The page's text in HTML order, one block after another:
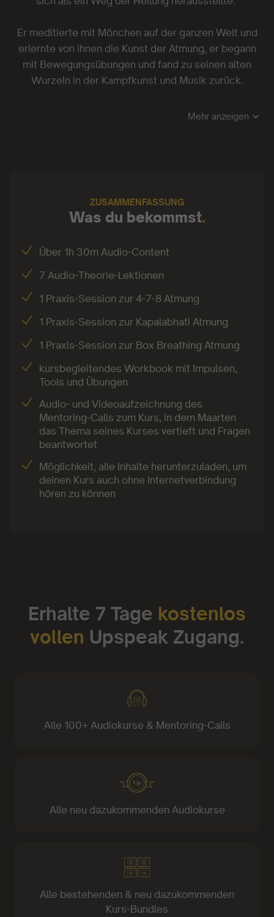
Er meditierte mit Mönchen auf der ganzen Welt und
erlernte von ihnen die Kunst der Atmung, er begann
mit Bewegungsübungen und fand zu seinen alten
Wurzeln in der Kampfkunst und Musik zurück.
Maarten hat auf Bühnen der ganzen Welt über
Mehr anzeigen
ZUSAMMENFASSUNG
Was du bekommst.
Über 1h 30m Audio-Content
7 Audio-Theorie-Lektionen
1 Praxis-Session zur 4-7-8 Atmung
1 Praxis-Session zur Kapalabhati Atmung
1 Praxis-Session zur Box Breathing Atmung
kursbegleitendes Workbook mit Impulsen,
Tools und Übungen
Audio- und Videoaufzeichnung des
Mentoring-Calls zum Kurs, in dem Maarten
das Thema seines Kurses vertieft und Fragen
beantwortet
Möglichkeit, alle Inhalte herunterzuladen, um
deinen Kurs auch ohne Internetverbindung
hören zu können
Erhalte 7 Tage kostenlos
vollen Upspeak Zugang.
Alle 100+ Audiokurse & Mentoring-Calls
Alle neu dazukommenden Audiokurse
Alle bestehenden & neu dazukommenden
Kurs-Bundles